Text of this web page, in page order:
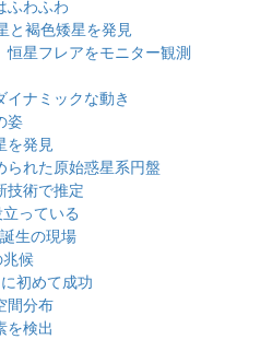
ふわふわ
と褐色矮星を発見
星フレアをモニター観測
ナミックな動き
姿
を発見
れた原始惑星系円盤
技術で推定
っている
生の現場
候
初めて成功
間分布
を検出